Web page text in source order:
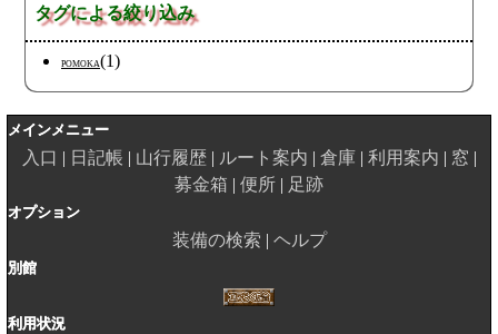
タグによる絞り込み
POMOKA(1)
メインメニュー
入口 日記帳 山行履歴 ルート案内 倉庫 利用案内
窓
募金箱
便所 足跡
オプション
装備の検索 ヘルプ
別館
利用状況